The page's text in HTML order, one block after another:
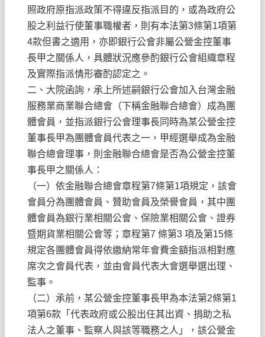
照政府原指派政策不得違反指派目的，或為政府公
股之利益行使董事職權者，則有本法第3條第1項第
4款但書之適用，亦即銀行公會非屬公營金控董事
長甲之關係人，具體狀況應參酌銀行公會組織章程
及實際指派情形審酌認定之。
二、大院函詢，承上所述嗣銀行公會加入台灣金融
服務業商業聯合總會（下稱金融聯合總會）成為團
體會員，並指派銀行公會理事長同時為某公營金控
董事長甲為團體會員代表之一，甲經選舉成為金融
聯合總會理事，則金融聯合總會是否為公營金控董
事長甲之關係人：
（一）依金融聯合總會章程第7條第1項規定，該會
會員分為團體會員、贊助會員及榮譽會員，其中團
體會員為銀行業相關公會、保險業相關公會、證券
暨期貨業相關公會等；章程第7 條第3 項及第15條
規定各團體會員得依繳納常年會費金額指派相對應
席次之會員代表，並由會員代表大會選舉選出理、
監事。
（二）承前，某公營金控董事長甲為本法第2條第1
項第6款「代表政府或公股出任其出資、捐助之私
法人之董事、監察人與該等職務之人」，該公營金